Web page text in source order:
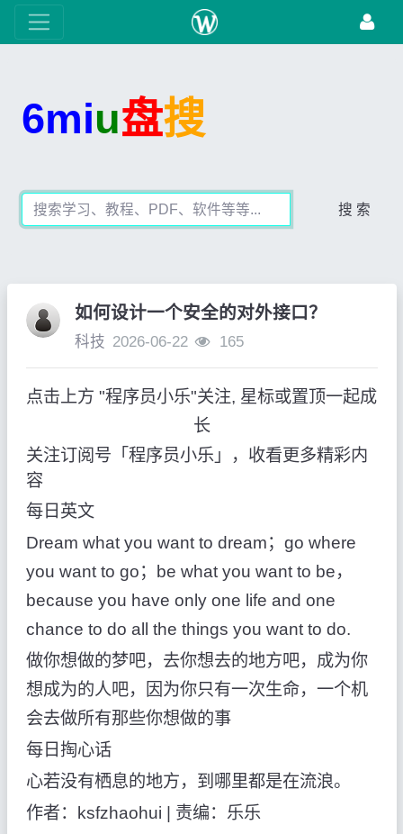
6miu盘搜
搜 索
如何设计一个安全的对外接口？
科技 2026-06-22 165
点击上方 "程序员小乐"关注, 星标或置顶一起成
长
关注订阅号「程序员小乐」，收看更多精彩内
容
每日英文
Dream what you want to dream；go where
you want to go；be what you want to be，
because you have only one life and one
chance to do all the things you want to do.
做你想做的梦吧，去你想去的地方吧，成为你
想成为的人吧，因为你只有一次生命，一个机
会去做所有那些你想做的事
每日掏心话
心若没有栖息的地方，到哪里都是在流浪。
作者：ksfzhaohui | 责编：乐乐